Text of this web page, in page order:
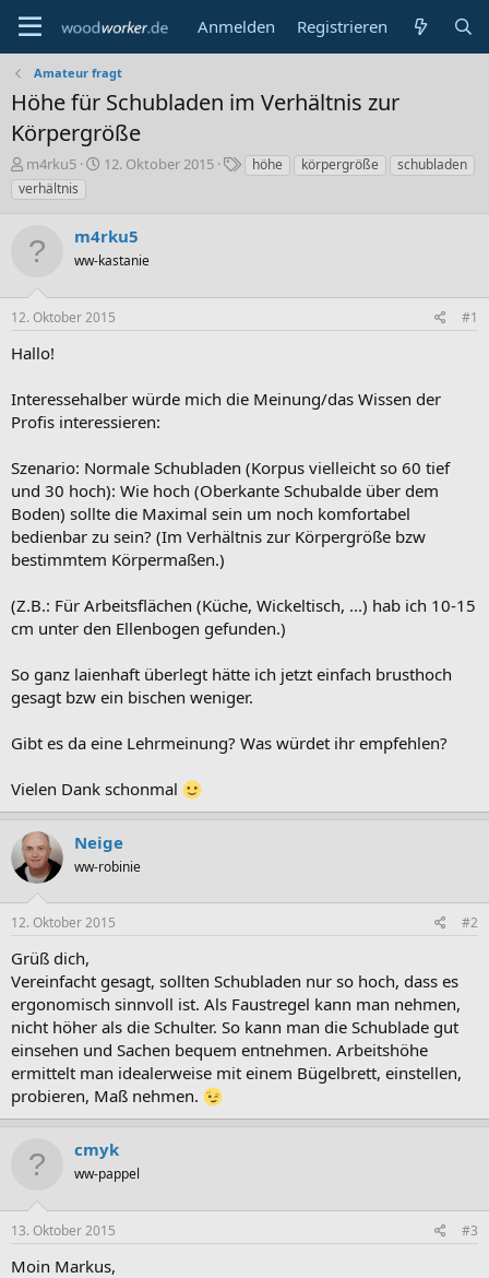
Anmelden Registrieren
Amateur fragt
Höhe für Schubladen im Verhältnis zur
Körpergröße
E
r
s
e
e
r
m4rku5
E
e
l
t
a
12. Oktober 2015
S
o
höhe körpergröße
schubladen
verhältnis
m4rku5
ww-kastanie
12. Oktober 2015 #1
Hallo!
Interessehalber würde mich die Meinung/das Wissen der
Profis interessieren:
Szenario: Normale Schubladen (Korpus vielleicht so 60 tief
und 30 hoch): Wie hoch (Oberkante Schubalde über dem
Boden) sollte die Maximal sein um noch komfortabel
bedienbar zu sein? (Im Verhältnis zur Körpergröße bzw
bestimmtem Körpermaßen.)
(Z.B.: Für Arbeitsflächen (Küche, Wickeltisch, ...) hab ich 10-15
cm unter den Ellenbogen gefunden.)
So ganz laienhaft überlegt hätte ich jetzt einfach brusthoch
gesagt bzw ein bischen weniger.
Gibt es da eine Lehrmeinung? Was würdet ihr empfehlen?
Vielen Dank schonmal
Neige
ww-robinie
12. Oktober 2015 #2
Grüß dich,
Vereinfacht gesagt, sollten Schubladen nur so hoch, dass es
ergonomisch sinnvoll ist. Als Faustregel kann man nehmen,
nicht höher als die Schulter. So kann man die Schublade gut
einsehen und Sachen bequem entnehmen. Arbeitshöhe
ermittelt man idealerweise mit einem Bügelbrett, einstellen,
probieren, Maß nehmen.
cmyk
ww-pappel
13. Oktober 2015 #3
Moin Markus,